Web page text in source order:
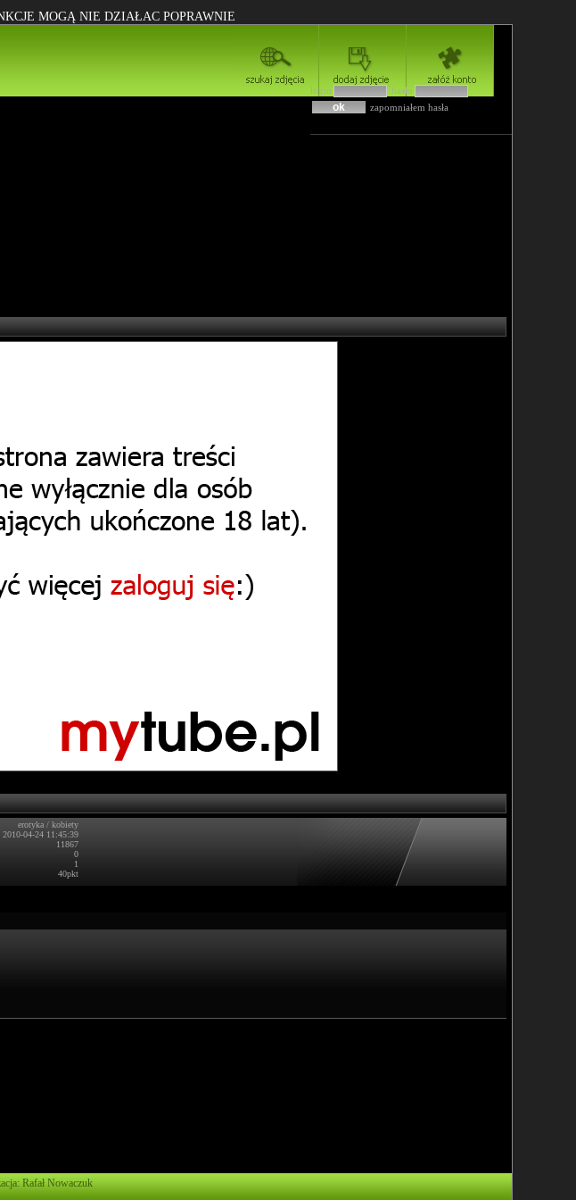
MOGĄ NIE DZIAŁAC POPRAWNIE
login
hasło
zapomniałem hasła
erotyka / kobiety
2010-04-24 11:45:39
11867
0
1
40pkt
Rafał Nowaczuk